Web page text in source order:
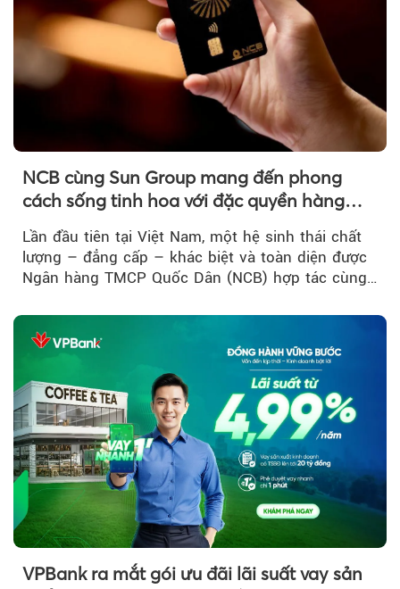
NCB cùng Sun Group mang đến phong
cách sống tinh hoa với đặc quyền hàng
Lần đầu tiên tại Việt Nam, một hệ sinh thái chất
lượng – đẳng cấp – khác biệt và toàn diện được
Ngân hàng TMCP Quốc Dân (NCB) hợp tác cùng
VPBank ra mắt gói ưu đãi lãi suất vay sản